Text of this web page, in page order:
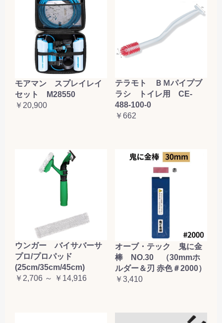
モアマン スプレイレイ
セット M28550
￥20,900
テラモト ＢＭパイプブ
ラシ トイレ用 CE-
488-100-0
￥662
ウンガー バイサバーサ
プロ/プロパッド
(25cm/35cm/45cm)
￥2,706 ～ ￥14,916
オーブ・テック 鬼に金
棒 NO.30 （30mmホ
ルダー＆刃 赤色＃2000）
￥3,410